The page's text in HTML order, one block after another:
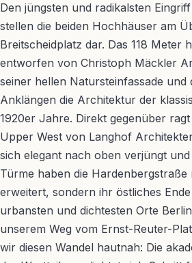
Den jüngsten und radikalsten
stellen die beiden Hochhäuser am
Breitscheidplatz dar. Das 118 Meter
entworfen von Christoph Mäckler
seiner hellen Natursteinfassade
Anklängen die Architektur der
1920er Jahre. Direkt gegenüber
Upper West von Langhof
sich elegant nach oben verjüngt
Türme haben die
erweitert, sondern ihr östliches
urbansten und dichtesten Orte
unserem Weg vom Ernst-Reuter-
wir diesen Wandel hautnah: Die